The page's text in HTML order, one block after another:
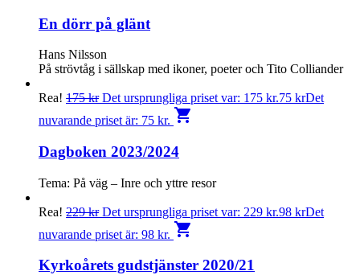
En dörr på glänt
Hans Nilsson
På strövtåg i sällskap med ikoner, poeter och Tito Colliander
Rea! 175kr Det ursprungliga priset var: 175 kr.75 krDet
nuvarande priset är: 75 kr. shopping_cart
Dagboken 2023/2024
Tema: På väg – Inre och yttre resor
Rea! 229kr Det ursprungliga priset var: 229 kr.98 krDet
nuvarande priset är: 98 kr. shopping_cart
Kyrkoårets gudstjänster 2020/21